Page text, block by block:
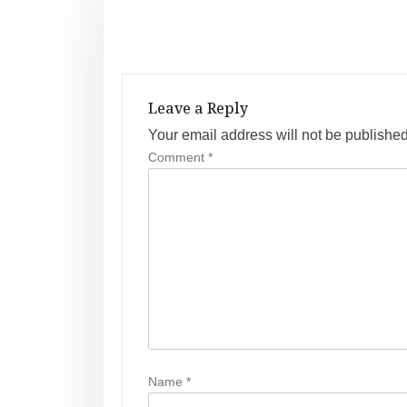
Leave a Reply
Your email address will not be
Comment *
Name *